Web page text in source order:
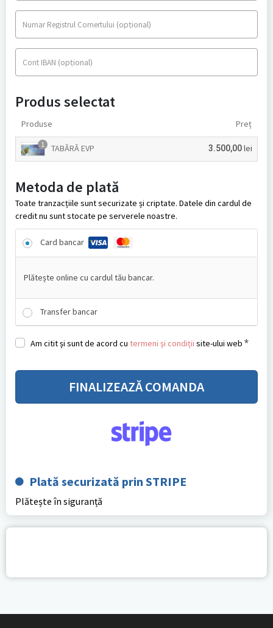
Numar Registrul Comertului (opțional)
Cont IBAN (opțional)
Produs selectat
Produse Preț
1 TABĂRĂ EVP 3.500,00lei
Metoda de plată
Toate tranzacțiile sunt securizate și criptate. Datele din cardul de
credit nu sunt stocate pe serverele noastre.
Card bancar
Plătește online cu cardul tău bancar.
Transfer bancar
Am citit și sunt de acord cu termeni și condiții site-ului web *
FINALIZEAZĂ COMANDA
Plată securizată prin STRIPE
Plătește în siguranță